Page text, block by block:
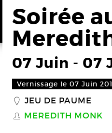
Soirée
07 Juin - 07
Vernissage le 07 Juin
_ JEU DE PAUME
S MEREDITH MONK